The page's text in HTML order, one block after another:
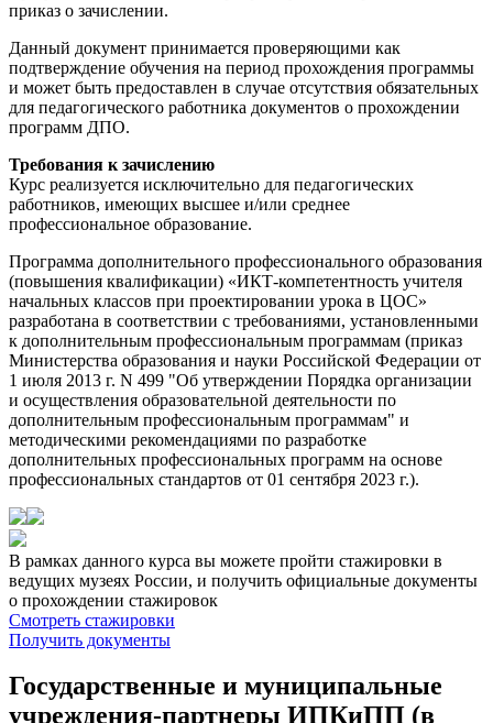
приказ о зачислении.
Данный документ принимается проверяющими как
подтверждение обучения на период прохождения программы
и может быть предоставлен в случае отсутствия обязательных
для педагогического работника документов о прохождении
программ ДПО.
Требования к зачислению
Курс реализуется исключительно для педагогических
работников, имеющих высшее и/или среднее
профессиональное образование.
Программа дополнительного профессионального образования
(повышения квалификации) «ИКТ-компетентность учителя
начальных классов при проектировании урока в ЦОС»
разработана в соответствии с требованиями, установленными
к дополнительным профессиональным программам (приказ
Министерства образования и науки Российской Федерации от
1 июля 2013 г. N 499 "Об утверждении Порядка организации
и осуществления образовательной деятельности по
дополнительным профессиональным программам" и
методическими рекомендациями по разработке
дополнительных профессиональных программ на основе
профессиональных стандартов от 01 сентября 2023 г.).
В рамках данного курса вы можете пройти стажировки в
ведущих музеях России, и получить официальные документы
о прохождении стажировок
Смотреть стажировки
Получить документы
Государственные и муниципальные
учреждения-партнеры ИПКиПП (в